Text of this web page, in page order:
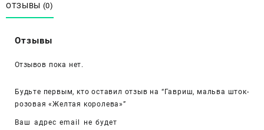
шток-
розовая
королева»
ОТЗЫВЫ (0)
Отзывы
Отзывов пока нет.
Будьте первым, кто оставил отзыв на “Гавриш, мальва шток-
розовая «Желтая королева»”
Ваш адрес email не будет